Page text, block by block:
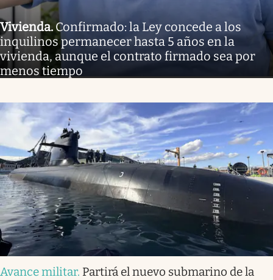
Vivienda.Confirmado: la Ley concede a los
inquilinos permanecer hasta 5 años en la
vivienda, aunque el contrato firmado sea por
menos tiempo
Avance militar. Partirá el nuevo submarino de la